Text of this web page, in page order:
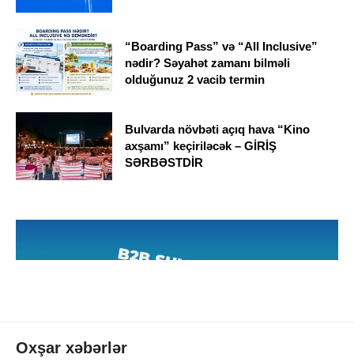
“Boarding Pass” və “All Inclusive”
nədir? Səyahət zamanı bilməli
olduğunuz 2 vacib termin
Bulvarda növbəti açıq hava “Kino
axşamı” keçiriləcək – GİRİŞ
SƏRBƏSTDİR
Oxşar xəbərlər